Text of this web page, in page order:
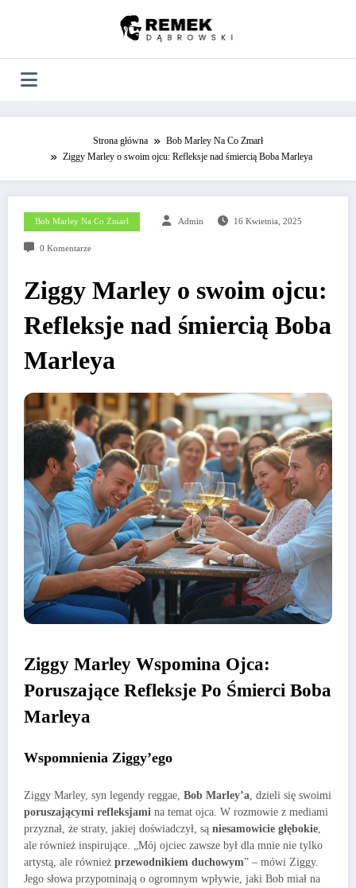
Strona główna
Bob Marley Na Co Zmarł
Ziggy Marley o swoim ojcu: Refleksje nad śmiercią Boba Marleya
Bob Marley Na Co Zmarł Admin 16 Kwietnia, 2025
0 Komentarze
Ziggy Marley o swoim ojcu:
Refleksje nad śmiercią Boba
Marleya
Ziggy Marley Wspomina Ojca:
Poruszające Refleksje Po Śmierci Boba
Marleya
Wspomnienia Ziggy’ego
Ziggy Marley, syn legendy reggae, Bob Marley’a , dzieli się swoimi
poruszającymi refleksjami na temat ojca. W rozmowie z mediami
przyznał, że straty, jakiej doświadczył, są niesamowicie głębokie
ale również inspirujące. „Mój ojciec zawsze był dla mnie nie tylko
artystą, ale również przewodnikiem duchowym” – mówi Ziggy.
Jego słowa przypominają o ogromnym wpływie, jaki Bob miał na